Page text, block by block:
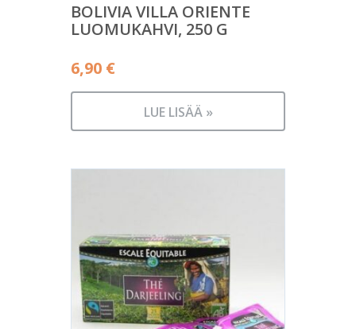
BOLIVIA VILLA ORIENTE
LUOMUKAHVI, 250 G
6,90 €
LUE LISÄÄ »